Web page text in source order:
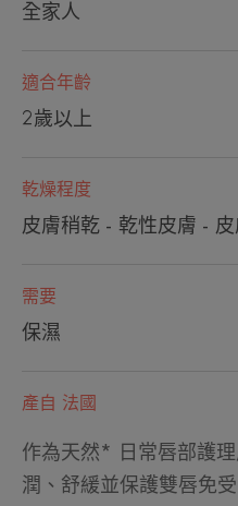
全家人
適合年齡
2歲以上
乾燥程度
皮膚稍乾 - 乾性皮膚 -
需要
保濕
產自 法國
作為天然* 日常唇部護
潤、舒緩並保護雙唇免